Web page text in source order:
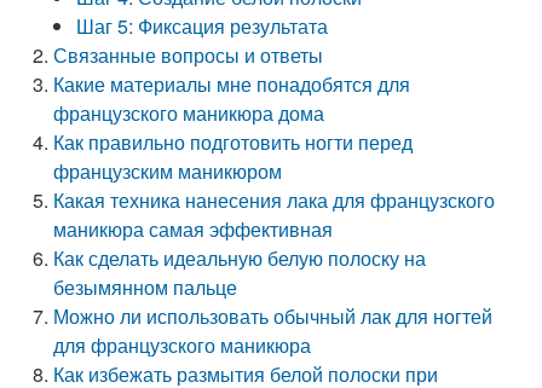
Шаг 5: Фиксация результата
Связанные вопросы и ответы
Какие материалы мне понадобятся для
французского маникюра дома
Как правильно подготовить ногти перед
французским маникюром
Какая техника нанесения лака для французского
маникюра самая эффективная
Как сделать идеальную белую полоску на
безымянном пальце
Можно ли использовать обычный лак для ногтей
для французского маникюра
Как избежать размытия белой полоски при